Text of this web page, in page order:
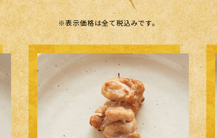
※表示価格は全て税込みです。